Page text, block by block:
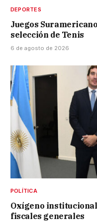
DEPORTES
Juegos
selección de Tenis
6 de agosto de 2026
POLÍTICA
Oxígeno
fiscales generales